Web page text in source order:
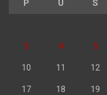
P U S
3 4 5
10 11 12
17 18 19